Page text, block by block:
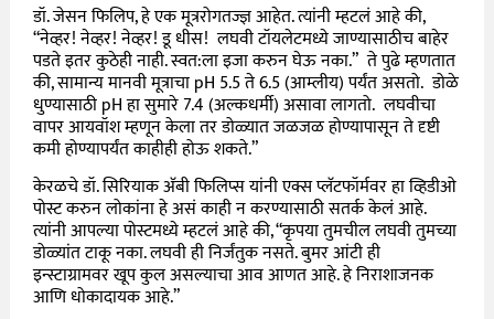
डॉ. जेसन फिलिप, हे एक मूत्ररोगतज्ज्ञ आहेत. त्यांनी म्हटलं आहे की,
“नेव्हर! नेव्हर! नेव्हर! डू धीस! लघवी टॉयलेटमध्ये जाण्यासाठीच बाहेर
पडते इतर कुठेही नाही. स्वत:ला इजा करुन घेऊ नका.” ते पुढे म्हणतात
की, सामान्य मानवी मूत्राचा pH 5.5 ते 6.5 (आम्लीय) पर्यंत असतो. डोळे
धुण्यासाठी pH हा सुमारे 7.4 (अल्कधर्मी) असावा लागतो. लघवीचा
वापर आयवॉश म्हणून केला तर डोळ्यात जळजळ होण्यापासून ते दृष्टी
कमी होण्यापर्यंत काहीही होऊ शकते.”
केरळचे डॉ. सिरियाक अ‍ॅबी फिलिप्स यांनी एक्स प्लॅटफॉर्मवर हा व्हिडीओ
पोस्ट करुन लोकांना हे असं काही न करण्यासाठी सतर्क केलं आहे.
त्यांनी आपल्या पोस्टमध्ये म्हटलं आहे की, “कृपया तुमचील लघवी तुमच्या
डोळ्यांत टाकू नका. लघवी ही निर्जंतुक नसते. बुमर आंटी ही
इन्स्टाग्रामवर खूप कुल असल्याचा आव आणत आहे. हे निराशाजनक
आणि धोकादायक आहे.”